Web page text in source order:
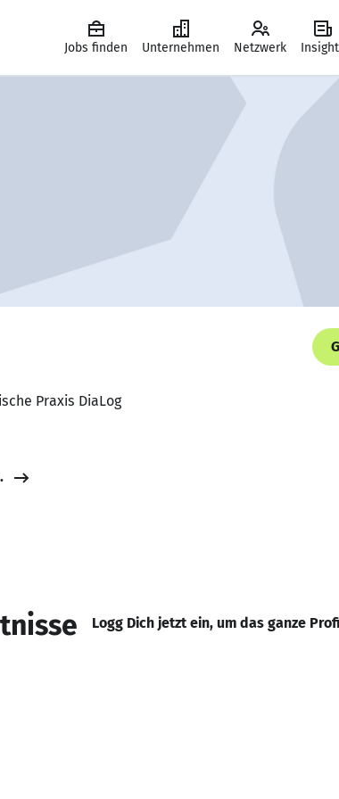
Jobs finden Unternehmen Netzwerk
Praxis DiaLog
Logg Dich jetzt ein, um das ganze